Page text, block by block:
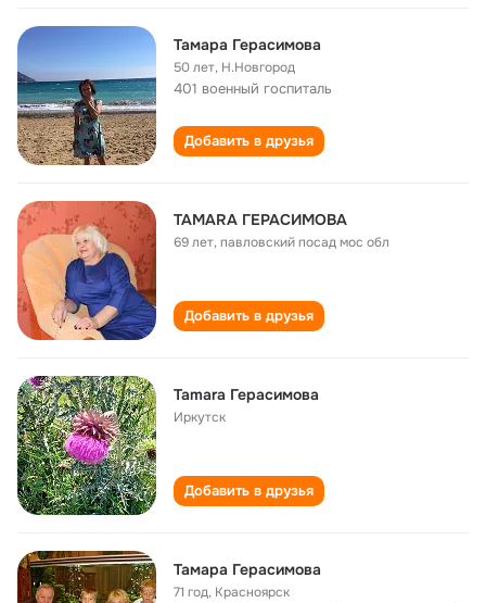
Тамара Герасимова
50 лет, Н.Новгород
401 военный госпиталь
Добавить в друзья
TAMARA ГЕРАСИМОВА
69 лет,павловский посад мос обл
Добавить в друзья
Tamara Герасимова
Иркутск
Добавить в друзья
Тамара Герасимова
71 год, Красноярск